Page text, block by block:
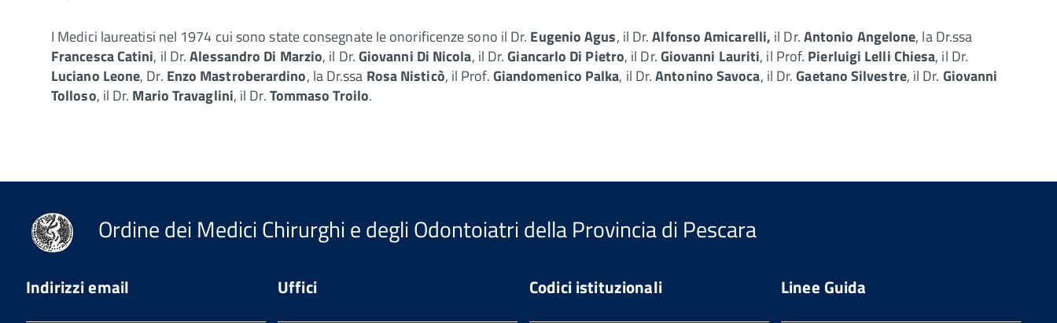
I Medici laureatisi nel 1974 cui sono state consegnate le onorificenze sono il Dr. Eugenio Agus, il Dr.Alfonso Amicarelli, il Dr.Antonio Angelone, la Dr.ssa
Francesca Catini, il Dr.Alessandro Di Marzio, il Dr.Giovanni Di Nicola, il Dr.Giancarlo Di Pietro, il Dr.Giovanni Lauriti, il Prof. Pierluigi Lelli Chiesa, il Dr.
Luciano Leone, Dr. Enzo Mastroberardino, la Dr.ssa Rosa Nisticò, il Prof.Giandomenico Palka, il Dr.Antonino Savoca, il Dr.Gaetano Silvestre, il Dr. Giovanni
Tolloso, il Dr. Mario Travaglini, il Dr.Tommaso Troilo.
Ordine dei Medici Chirurghi e degli Odontoiatri della Provincia di Pescara
Indirizzi email Uffici Codici istituzionali Linee Guida